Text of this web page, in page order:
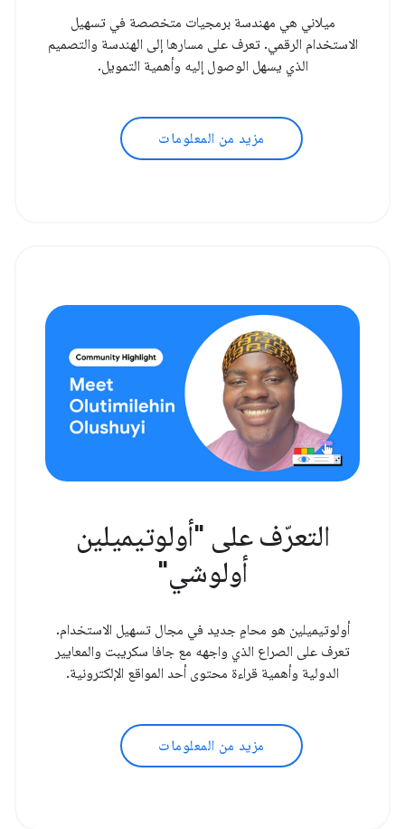
ميلاني هي مهندسة برمجيات متخصصة في تسهيل
الاستخدام الرقمي. تعرف على مسارها إلى الهندسة والتصميم
الذي يسهل الوصول إليه وأهمية التمويل.
مزيد من المعلومات
التعرّف على "أولوتيميلين
أولوشي"
أولوتيميلين هو محامٍ جديد في مجال تسهيل الاستخدام.
تعرف على الصراع الذي واجهه مع جافا سكريبت والمعايير
الدولية وأهمية قراءة محتوى أحد المواقع الإلكترونية.
مزيد من المعلومات